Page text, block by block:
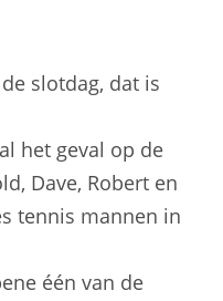
slotdag, dat is
het geval op de
Dave, Robert en
tennis mannen in
één van de